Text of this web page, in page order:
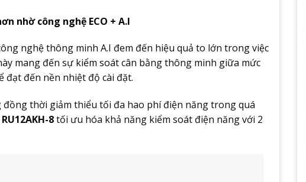
nhờ công nghệ ECO + A.I
nghệ thông minh A.I đem đến hiệu quả to lớn trong việc
mang đến sự kiểm soát cân bằng thông minh giữa mức
đạt đến nền nhiệt độ cài đặt.
đồng thời giảm thiểu tối đa hao phí điện năng trong quá
8tối ưu hóa khả năng kiểm soát điện năng với 2